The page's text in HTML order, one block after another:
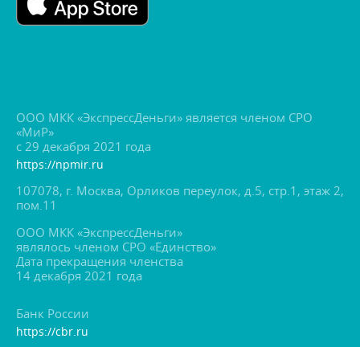
ООО МКК «ЭкспрессДеньги» является членом СРО
«МиР»
с 29 декабря 2021 года
https://npmir.ru
107078, г. Москва, Орликов переулок, д.5, стр.1, этаж 2,
пом.11
ООО МКК «ЭкспрессДеньги»
являлось членом СРО «Единство»
Дата прекращения членства
14 декабря 2021 года
Банк России
https://cbr.ru